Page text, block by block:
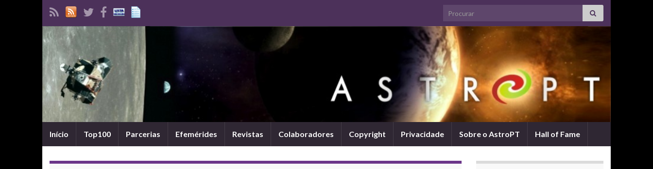
Search for:
Início Top100 Parcerias Efemérides Revistas Colaboradores Copyright Privacidade Sobre o AstroPT Hall of Fame